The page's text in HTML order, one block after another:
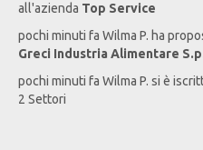
all'azienda Top Service
pochi minuti fa Wilma P. ha
Greci Industria Alimentare
pochi minuti fa Wilma P. si è
2 Settori